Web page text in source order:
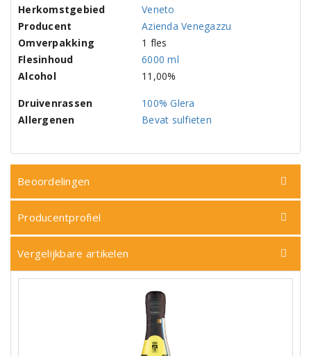
Herkomstgebied
Veneto
Producent
Azienda Venegazzu
Omverpakking
1 fles
Flesinhoud
6000 ml
Alcohol
11,00%
Druivenrassen
100% Glera
Allergenen
Bevat sulfieten
Beoordelingen
Producentprofiel
Vergelijkbare artikelen